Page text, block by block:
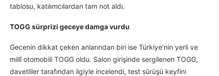
tablosu, katılımcılardan tam not aldı.
TOGG sürprizi geceye damga vurdu
Gecenin dikkat çeken anlarından biri ise Türkiye’nin yerli ve
millî otomobili TOGG oldu. Salon girişinde sergilenen TOGG,
davetliler tarafından ilgiyle incelendi, test sürüşü keyfini